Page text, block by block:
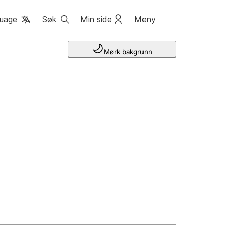
Søk Min side Meny
Mørk bakgrunn